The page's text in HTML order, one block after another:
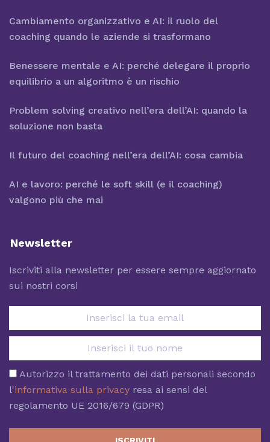
Cambiamento organizzativo e AI: il ruolo del
coaching quando le aziende si trasformano
Benessere mentale e AI: perché delegare il proprio
equilibrio a un algoritmo è un rischio
Problem solving creativo nell’era dell’AI: quando la
soluzione non basta
Il futuro del coaching nell’era dell’AI: cosa cambia
AI e lavoro: perché le soft skill (e il coaching)
valgono più che mai
Newsletter
Iscriviti alla newsletter per essere sempre aggiornato
sui nostri corsi
Autorizzo il trattamento dei dati personali secondo
l'informativa sulla privacy resa ai sensi del
regolamento UE 2016/679 (GDPR)
ISCRIVITI